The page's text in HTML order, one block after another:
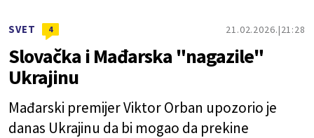
SVET 4 21.02.2026. 21:28
Slovačka i Mađarska "nagazile"
Ukrajinu
Mađarski premijer Viktor Orban upozorio je
danas Ukrajinu da bi mogao da prekine